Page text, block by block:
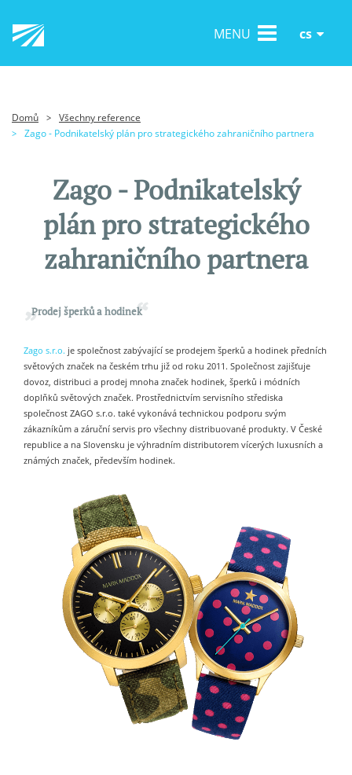
MENU cs
Domů > Všechny reference
> Zago - Podnikatelský plán pro strategického zahraničního partnera
Zago - Podnikatelský
plán pro strategického
zahraničního partnera
Prodej šperků a hodinek
Zago s.r.o. je společnost zabývající se prodejem šperků a hodinek předních
světových značek na českém trhu již od roku 2011. Společnost zajišťuje
dovoz, distribuci a prodej mnoha značek hodinek, šperků i módních
doplňků světových značek. Prostřednictvím servisního střediska
společnost ZAGO s.r.o. také vykonává technickou podporu svým
zákazníkům a záruční servis pro všechny distribuované produkty. V České
republice a na Slovensku je výhradním distributorem vícerých luxusních a
známých značek, především hodinek.